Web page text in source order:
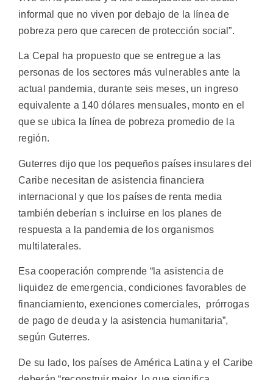
informal que no viven por debajo de la línea de
pobreza pero que carecen de protección social”.
La Cepal ha propuesto que se entregue a las
personas de los sectores más vulnerables ante la
actual pandemia, durante seis meses, un ingreso
equivalente a 140 dólares mensuales, monto en el
que se ubica la línea de pobreza promedio de la
región.
Guterres dijo que los pequeños países insulares del
Caribe necesitan de asistencia financiera
internacional y que los países de renta media
también deberían s incluirse en los planes de
respuesta a la pandemia de los organismos
multilaterales.
Esa cooperación comprende “la asistencia de
liquidez de emergencia, condiciones favorables de
financiamiento, exenciones comerciales, prórrogas
de pago de deuda y la asistencia humanitaria”,
según Guterres.
De su lado, los países de América Latina y el Caribe